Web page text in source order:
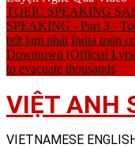
TOEIC SPEAKING
SPEAKING - Part 3 -
bớt lạm phát India train
Downtown (Official
to evacuate thousands
VIỆT ANH
VIETNAMESE